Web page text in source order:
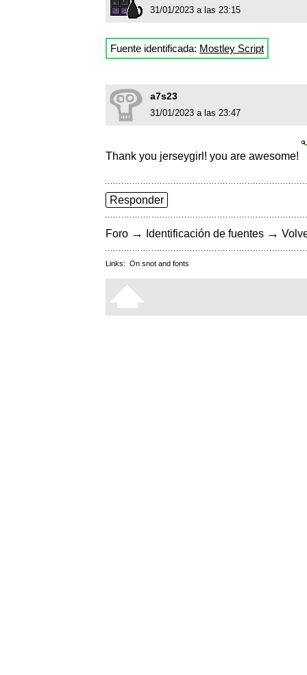
31/01/2023 a las 23:15
Fuente identificada: Mostley Script
a7s23
31/01/2023 a las 23:47
Thank you jerseygirl! you are awesome!
Responder
Foro → Identificación de fuentes →
Links: On snot and fonts